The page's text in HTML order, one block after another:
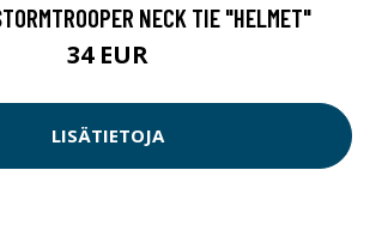
NECK TIE "HELMET"
34 EUR
LISÄTIETOJA